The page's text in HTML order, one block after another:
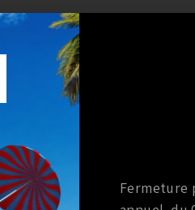
a cames OEM Nissan 350z
Nissan.
Fermeture